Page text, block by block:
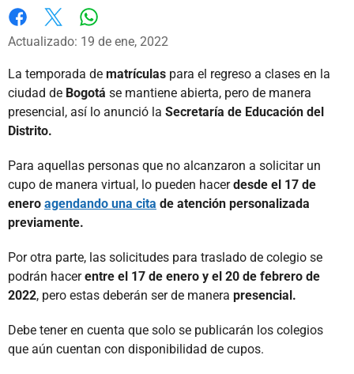
Facebook
X
Actualizado: 19 de ene, 2022
La temporada de matrículas para el regreso a clases en la
ciudad de Bogotá se mantiene abierta, pero de manera
presencial, así lo anunció la Secretaría de Educación del
Distrito.
Para aquellas personas que no alcanzaron a solicitar un
cupo de manera virtual, lo pueden hacerdesde el 17 de
enero agendando una cita de atención personalizada
previamente.
Por otra parte, las solicitudes para traslado de colegio se
podrán hacerentre el 17 de enero y el 20 de febrero de
2022, pero estas deberán ser de manera presencial.
Debe tener en cuenta que solo se publicarán los colegios
que aún cuentan con disponibilidad de cupos.